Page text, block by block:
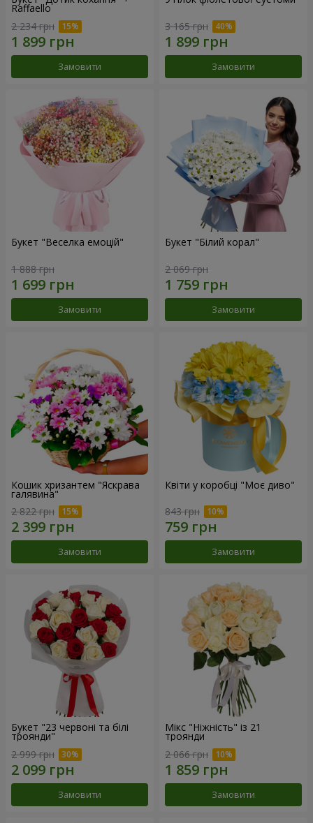
Raffaello
2 234 грн
Замовити
3 165 грн
Замовити
Букет "Веселка емоцій"
1 888 грн
Замовити
Букет "Білий корал"
2 069 грн
Замовити
Кошик хризантем "Яскрава
галявина"
2 822 грн
Замовити
Квіти у коробці "Моє диво"
843 грн
Замовити
Букет "23 червоні та білі
троянди"
2 999 грн
Замовити
Мікс "Ніжність" із 21
троянди
2 066 грн
Замовити